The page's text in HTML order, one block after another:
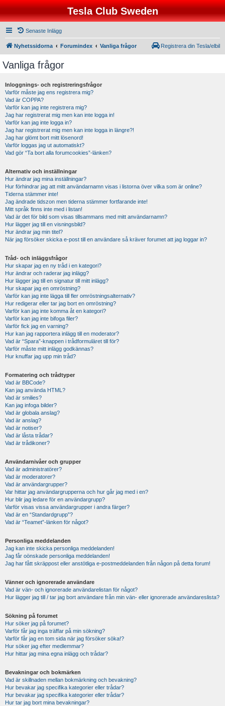
Tesla Club Sweden
Senaste Inlägg
Nyhetssidorna Forumindex Vanliga frågor Registrera din Tesla/elbil
Vanliga frågor
Inloggnings- och registreringsfrågor
Varför måste jag ens registrera mig?
Vad är COPPA?
Varför kan jag inte registrera mig?
Jag har registrerat mig men kan inte logga in!
Varför kan jag inte logga in?
Jag har registrerat mig men kan inte logga in längre?!
Jag har glömt bort mitt lösenord!
Varför loggas jag ut automatiskt?
Vad gör “Ta bort alla forumcookies”-länken?
Alternativ och inställningar
Hur ändrar jag mina inställningar?
Hur förhindrar jag att mitt användarnamn visas i listorna över vilka som är online?
Tiderna stämmer inte!
Jag ändrade tidszon men tiderna stämmer fortfarande inte!
Mitt språk finns inte med i listan!
Vad är det för bild som visas tillsammans med mitt användarnamn?
Hur lägger jag till en visningsbild?
Hur ändrar jag min titel?
När jag försöker skicka e-post till en användare så kräver forumet att jag loggar in?
Tråd- och inläggsfrågor
Hur skapar jag en ny tråd i en kategori?
Hur ändrar och raderar jag inlägg?
Hur lägger jag till en signatur till mitt inlägg?
Hur skapar jag en omröstning?
Varför kan jag inte lägga till fler omröstningsalternativ?
Hur redigerar eller tar jag bort en omröstning?
Varför kan jag inte komma åt en kategori?
Varför kan jag inte bifoga filer?
Varför fick jag en varning?
Hur kan jag rapportera inlägg till en moderator?
Vad är “Spara”-knappen i trådformuläret till för?
Varför måste mitt inlägg godkännas?
Hur knuffar jag upp min tråd?
Formatering och trådtyper
Vad är BBCode?
Kan jag använda HTML?
Vad är smilies?
Kan jag infoga bilder?
Vad är globala anslag?
Vad är anslag?
Vad är notiser?
Vad är låsta trådar?
Vad är trådikoner?
Användarnivåer och grupper
Vad är administratörer?
Vad är moderatorer?
Vad är användargrupper?
Var hittar jag användargrupperna och hur går jag med i en?
Hur blir jag ledare för en användargrupp?
Varför visas vissa användargrupper i andra färger?
Vad är en “Standardgrupp”?
Vad är “Teamet”-länken för något?
Personliga meddelanden
Jag kan inte skicka personliga meddelanden!
Jag får oönskade personliga meddelanden!
Jag har fått skräppost eller anstötliga e-postmeddelanden från någon på detta forum!
Vänner och ignorerade användare
Vad är vän- och ignorerade användarelistan för något?
Hur lägger jag till / tar jag bort användare från min vän- eller ignorerade användareslista?
Sökning på forumet
Hur söker jag på forumet?
Varför får jag inga träffar på min sökning?
Varför får jag en tom sida när jag försöker söka!?
Hur söker jag efter medlemmar?
Hur hittar jag mina egna inlägg och trådar?
Bevakningar och bokmärken
Vad är skillnaden mellan bokmärkning och bevakning?
Hur bevakar jag specifika kategorier eller trådar?
Hur bevakar jag specifika kategorier eller trådar?
Hur tar jag bort mina bevakningar?